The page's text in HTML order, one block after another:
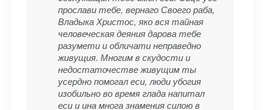
прослави тебе, вернаго Своего раба,
Владыка Христос, яко вся тайная
человеческая деяния дарова тебе
разумети и обличати неправедно
живущия. Многим в скудости и
недостаточестве живущим ты
усердно помогал еси, люди убогия
изобильно во время глада напитал
еси и ина многа знамения силою в